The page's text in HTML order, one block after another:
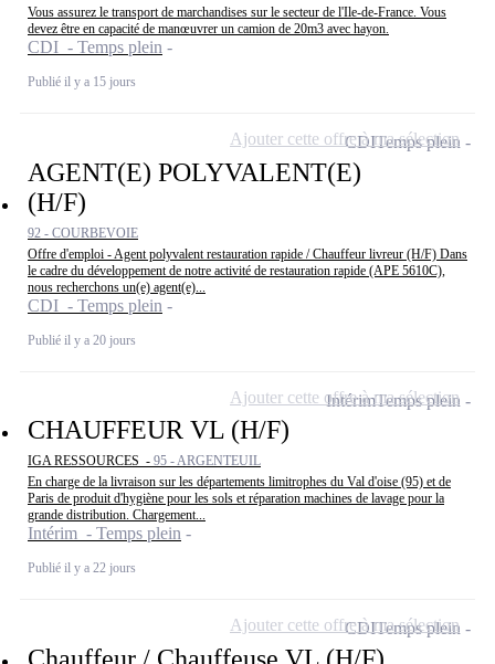
Vous assurez le transport de marchandises sur le secteur de l'Ile-de-France. Vous
devez être en capacité de manœuvrer un camion de 20m3 avec hayon.
CDI - Temps plein
Publié il y a 15 jours
AGENT(E) POLYVALENT(E)
(H/F)
92 - COURBEVOIE
Offre d'emploi - Agent polyvalent restauration rapide / Chauffeur livreur (H/F) Dans
le cadre du développement de notre activité de restauration rapide (APE 5610C),
nous recherchons un(e) agent(e)...
CDI - Temps plein
Publié il y a 20 jours
CDITemps plein
Ajouter cette offre à ma sélection
CHAUFFEUR VL (H/F)
IGA RESSOURCES - 95 - ARGENTEUIL
En charge de la livraison sur les départements limitrophes du Val d'oise (95) et de
Paris de produit d'hygiène pour les sols et réparation machines de lavage pour la
grande distribution. Chargement...
Intérim - Temps plein
Publié il y a 22 jours
IntérimTemps plein
Ajouter cette offre à ma sélection
CDITemps plein
Ajouter cette offre à ma sélection